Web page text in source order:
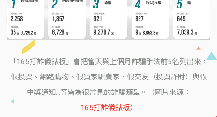
「165打詐儀錶板」會把當天與上個月詐騙手法前5名列出來，
假投資、網路購物、假買家騙賣家、假交友（投資詐財）與假
中獎通知...等皆為很常見的詐騙類型。（圖片來源：
165打詐儀錶板）